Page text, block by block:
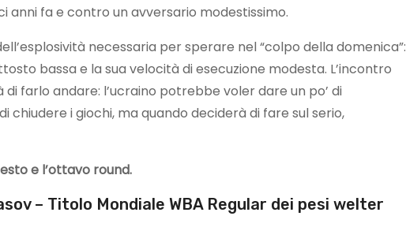
anni fa e contro un avversario modestissimo.
necessaria per sperare nel “colpo della domenica”:
bassa e la sua velocità di esecuzione modesta. L’incontro
farlo andare: l’ucraino potrebbe voler dare un po’ di
i giochi, ma quando deciderà di fare sul serio,
e l’ottavo round.
– Titolo Mondiale WBA Regular dei pesi welter